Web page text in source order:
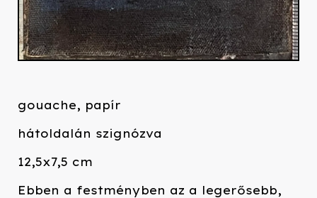
gouache, papír
hátoldalán szignózva
12,5x7,5 cm
Ebben a festményben az a legerősebb,